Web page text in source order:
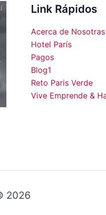
19:00
34°C 33°C 30°C
Link Rápidos
Acerca de Nosotras
Hotel París
Pagos
Blog1
Reto Paris Verde
Vive Emprende &
2026